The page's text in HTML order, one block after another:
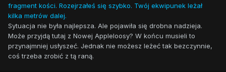
fragment kości. Rozejrzałeś się szybko. Twój ekwipunek leżał
kilka metrów dalej.
Sytuacja nie była najlepsza. Ale pojawiła się drobna nadzieja.
Może przyjdą tutaj z Nowej Appleloosy? W końcu musieli to
przynajmniej usłyszeć. Jednak nie możesz leżeć tak bezczynnie,
coś trzeba zrobić z tą raną.